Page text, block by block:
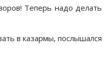
Теперь надо делать
в казармы, послышался